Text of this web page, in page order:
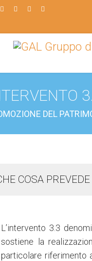
DEL
COSA
L’intervento 3.3
sostiene la
particolare riferimento